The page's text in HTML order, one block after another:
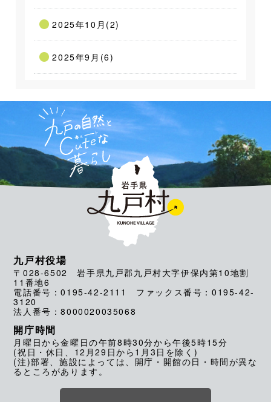
2025年10月(2)
2025年9月(6)
九戸村役場
〒028-6502 岩手県九戸郡九戸村大字伊保内第10地割
11番地6
電話番号：0195-42-2111 ファックス番号：0195-42-
3120
法人番号：8000020035068
開庁時間
月曜日から金曜日の午前8時30分から午後5時15分
(祝日・休日、12月29日から1月3日を除く)
(注)部署、施設によっては、開庁・開館の日・時間が異な
るところがあります。